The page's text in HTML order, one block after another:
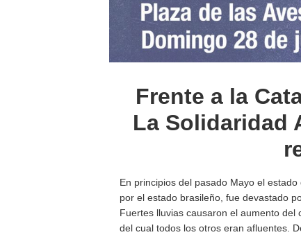
Frente a la
La Solidaridad
En principios del pasado Mayo el estado
por el estado brasileño, fue devastado
Fuertes lluvias causaron el aumento
del cual todos los otros eran afluentes.